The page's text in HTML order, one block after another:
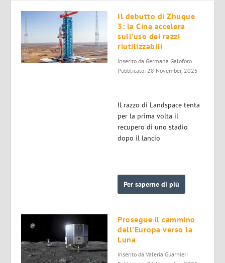
Il debutto di Zhuque
3: la Cina accelera
sull’uso dei razzi
riutilizzabili
Inserito da Germana Galoforo
Pubblicato: 28 November, 2025
Il razzo di Landspace tenta
per la prima volta il
recupero di uno stadio
dopo il lancio
Per saperne di più
Prosegue il cammino
dell’Europa verso la
Luna
Inserito da Valeria Guarnieri